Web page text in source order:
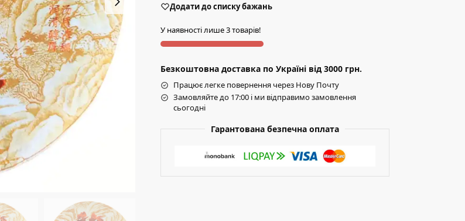
Додати до списку бажань
У наявності лише 3 товарів!
Безкоштовна доставка по Україні від 3000 грн.
Працює легке повернення через Нову Почту
Замовляйте до 17:00 і ми відправимо замовлення
сьогодні
Гарантована безпечна оплата